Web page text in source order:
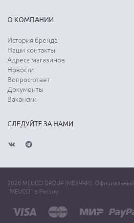
О КОМПАНИИ
История бренда
Наши контакты
Адреса магазинов
Новости
Вопрос-ответ
Документы
Вакансии
СЛЕДУЙТЕ ЗА НАМИ
2026 MEUCCI GROUP (МЕУЧЧИ).
"MEUCCI" в России